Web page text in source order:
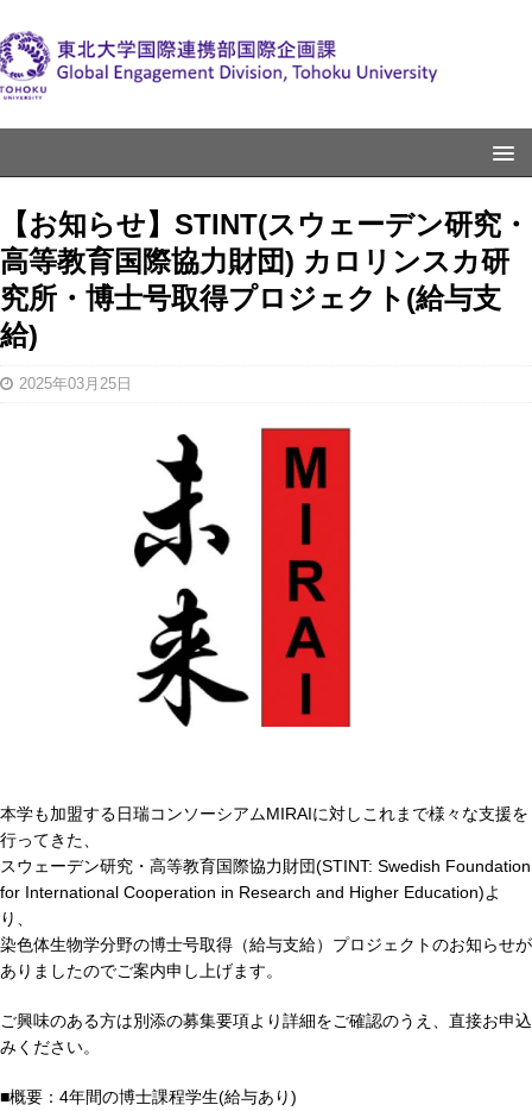
【お知らせ】STINT(スウェーデン研究・
高等教育国際協力財団) カロリンスカ研
究所・博士号取得プロジェクト(給与支
給)
2025年03月25日
本学も加盟する日瑞コンソーシアムMIRAIに対しこれまで様々な支援を
行ってきた、
スウェーデン研究・高等教育国際協力財団(STINT: Swedish Foundation
for International Cooperation in Research and Higher Education)よ
り、
染色体生物学分野の博士号取得（給与支給）プロジェクトのお知らせが
ありましたのでご案内申し上げます。
ご興味のある方は別添の募集要項より詳細をご確認のうえ、直接お申込
みください。
■概要：4年間の博士課程学生(給与あり)